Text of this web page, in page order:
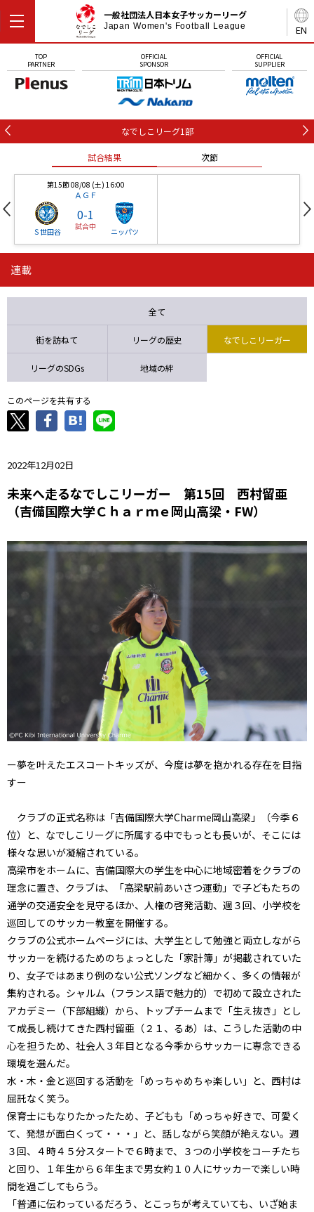
EN
一般社団法人日本女子サッカーリーグ
Japan Women's Football League
TOP
PARTNER
OFFICIAL
SPONSOR
OFFICIAL
SUPPLIER
なでしこリーグ1部
試合結果 次節
第15節 08/08 (土) 16:00
ＡＧＦ
Ｓ世田谷
0-1
試合中
ニッパツ
ニッパツ 石人の星
愛媛Ｌ
連載
全て
街を訪ねて リーグの歴史 なでしこリーガー
リーグのSDGs 地域の絆
このページを共有する
2022年12月02日
未来へ走るなでしこリーガー 第15回 西村留亜
（吉備国際大学Ｃｈａｒｍｅ岡山高梁・FW）
ー夢を叶えたエスコートキッズが、今度は夢を抱かれる存在を目指
すー
クラブの正式名称は「吉備国際大学Charme岡山高梁」（今季６
位）と、なでしこリーグに所属する中でもっとも長いが、そこには
様々な思いが凝縮されている。
高梁市をホームに、吉備国際大の学生を中心に地域密着をクラブの
理念に置き、クラブは、「高梁駅前あいさつ運動」で子どもたちの
通学の交通安全を見守るほか、人権の啓発活動、週３回、小学校を
巡回してのサッカー教室を開催する。
クラブの公式ホームページには、大学生として勉強と両立しながら
サッカーを続けるためのちょっとした「家計簿」が掲載されていた
り、女子ではあまり例のない公式ソングなど細かく、多くの情報が
集約される。シャルム（フランス語で魅力的）で初めて設立された
アカデミー（下部組織）から、トップチームまで「生え抜き」とし
て成長し続けてきた西村留亜（２１、るあ）は、こうした活動の中
心を担うため、社会人３年目となる今季からサッカーに専念できる
環境を選んだ。
水・木・金と巡回する活動を「めっちゃめちゃ楽しい」と、西村は
屈託なく笑う。
保育士にもなりたかったため、子どもも「めっちゃ好きで、可愛く
て、発想が面白くって・・・」と、話しながら笑顔が絶えない。週
３回、４時４５分スタートで６時まで、３つの小学校をコーチたち
と回り、１年生から６年生まで男女約１０人にサッカーで楽しい時
間を過ごしてもらう。
「普通に伝わっているだろう、とこっちが考えていても、いざ始ま